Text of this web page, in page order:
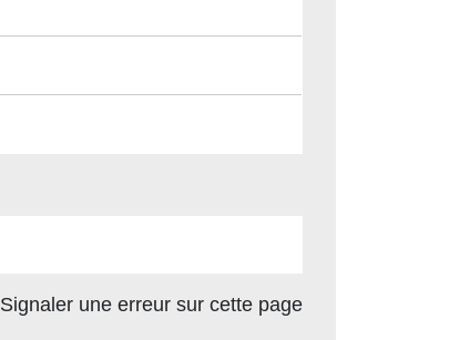
Signaler une erreur sur cette page